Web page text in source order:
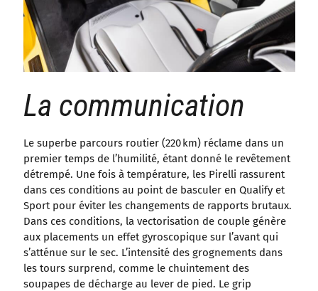
La communication
Le superbe parcours routier (220 km) réclame dans un
premier temps de l’humilité, étant donné le revêtement
détrempé. Une fois à température, les Pirelli rassurent
dans ces conditions au point de basculer en Qualify et
Sport pour éviter les changements de rapports brutaux.
Dans ces conditions, la vectorisation de couple génère
aux placements un effet gyroscopique sur l’avant qui
s’atténue sur le sec. L’intensité des grognements dans
les tours surprend, comme le chuintement des
soupapes de décharge au lever de pied. Le grip